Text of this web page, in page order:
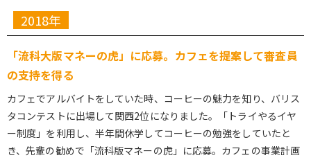
2018年
「流科大版マネーの虎」に応募。カフェを提案して審査員
の支持を得る
カフェでアルバイトをしていた時、コーヒーの魅力を知り、バリス
タコンテストに出場して関西2位になりました。「トライやるイヤ
ー制度」を利用し、半年間休学してコーヒーの勉強をしていたと
き、先輩の勧めで「流科版マネーの虎」に応募。カフェの事業計画